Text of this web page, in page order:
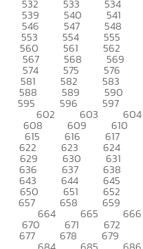
532 533 534
539 540 541
546 547 548
553 554 555
560 561 562
567 568 569
574 575 576
581 582 583
588 589 590
595 596 597
602 603 604
608 609 610
615 616 617
622 623 624
629 630 631
636 637 638
643 644 645
650 651 652
657 658 659
664 665 666
670 671 672
677 678 679